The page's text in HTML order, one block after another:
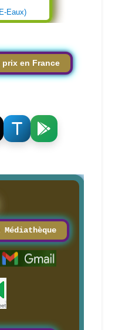
Eaux)
prix en France